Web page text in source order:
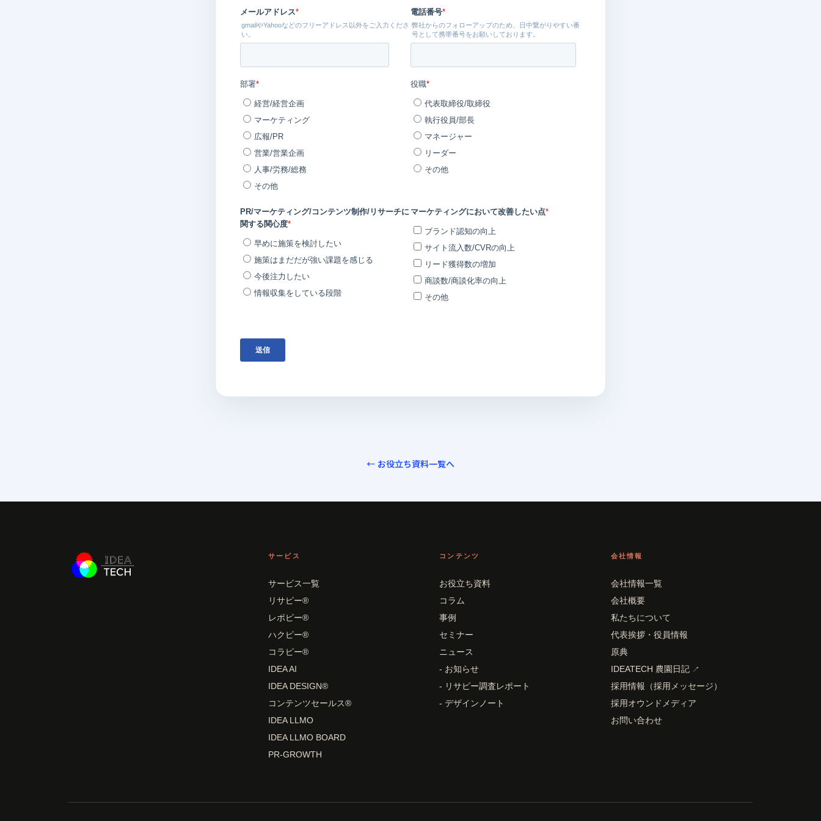
← お役立ち資料一覧へ
サービス
サービス一覧
リサピー®
レポピー®
ハクピー®
コラピー®
IDEA AI
IDEA DESIGN®
コンテンツセールス®
IDEA LLMO
IDEA LLMO BOARD
PR-GROWTH
コンテンツ
お役立ち資料
コラム
事例
セミナー
ニュース
- お知らせ
- リサピー調査レポート
- デザインノート
会社情報
会社情報一覧
会社概要
私たちについて
代表挨拶・役員情報
原典
IDEATECH 農園日記 ↗
採用情報（採用メッセージ）
採用オウンドメディア
お問い合わせ